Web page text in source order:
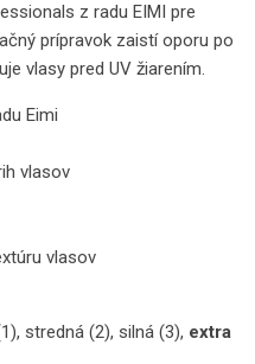
z radu EIMI pre
prípravok zaistí oporu po
vlasy pred UV žiarením.
Eimi
vlasov
vlasov
stredná (2), silná (3), extra